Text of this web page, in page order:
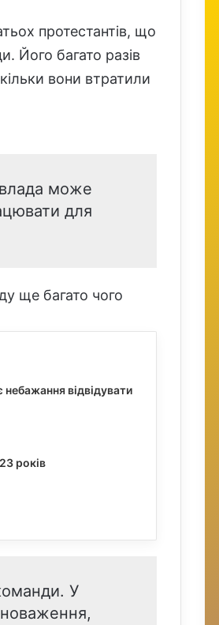
протестантів, що
Його багато разів
вони втратили
може
для
ще багато чого
відвідувати
років
У